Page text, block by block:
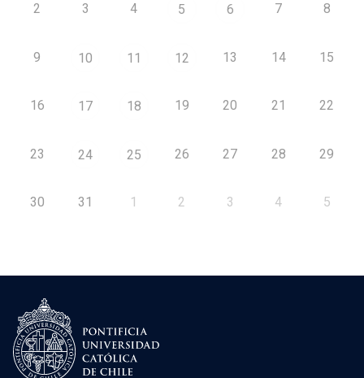
2 3 4 5 6 7 8
9 10 11 12 13 14 15
16 17 18 19 20 21 22
23 24 25 26 27 28 29
30 31 1 2 3 4 5